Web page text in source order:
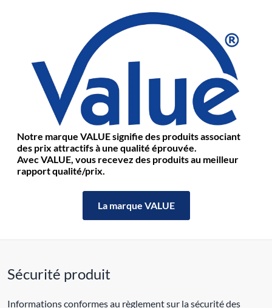
Notre marque VALUE signifie des produits associant
des prix attractifs à une qualité éprouvée.
Avec VALUE, vous recevez des produits au meilleur
rapport qualité/prix.
La marque VALUE
Sécurité produit
Informations conformes au règlement sur la sécurité des